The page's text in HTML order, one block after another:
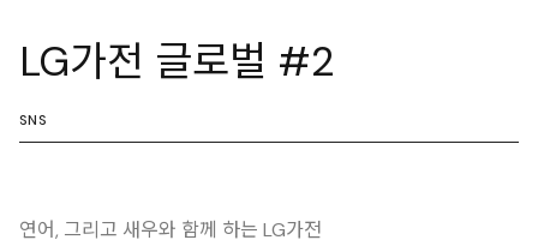
LG가전 글로벌 #2
SNS
연어, 그리고 새우와 함께 하는 LG가전